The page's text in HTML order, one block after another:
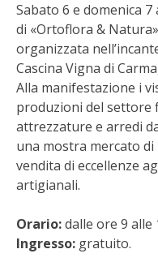
PICCOLO
STORIE DEI
CONSERVARE LA
CONSERVE
FACEM
STIHL
Sabato 6 e domenica
di «Ortoflora &
organizzata
Cascina Vigna di
Alla manifestazione i
produzioni del settore
attrezzature e arredi
una mostra mercato
vendita di eccellenze
artigianali.
Orario:dalle ore 9 alle
Ingresso: gratuito.